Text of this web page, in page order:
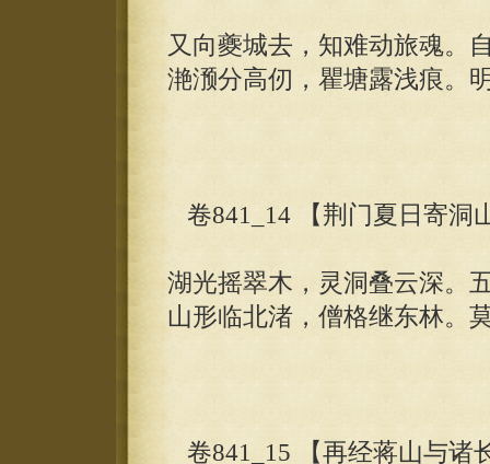
又向夔城去，知难动旅魂。
滟滪分高仞，瞿塘露浅痕。
卷841_14 【荆门夏日寄洞
湖光摇翠木，灵洞叠云深。
山形临北渚，僧格继东林。
卷841_15 【再经蒋山与诸